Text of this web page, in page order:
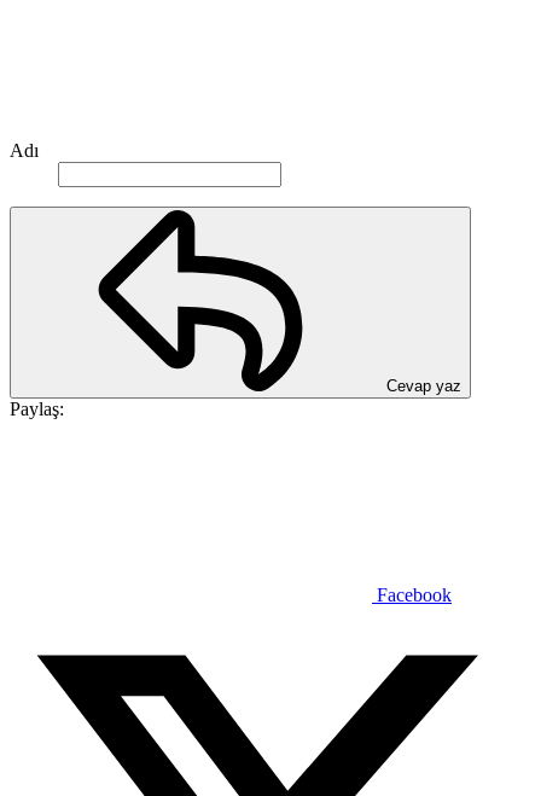
Adı
Cevap yaz
Paylaş:
Facebook